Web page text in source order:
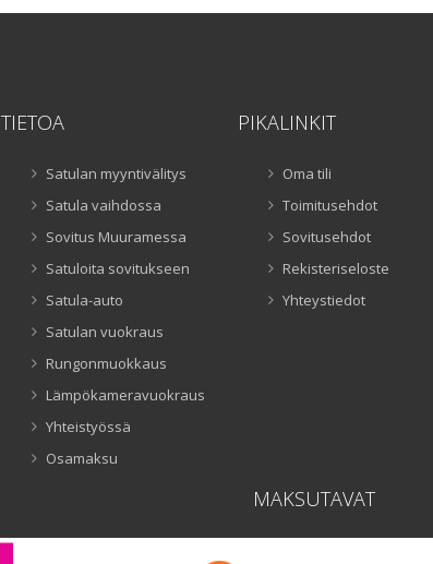
TIETOA
Satulan myyntivälitys
Satula vaihdossa
Sovitus Muuramessa
Satuloita sovitukseen
Satula-auto
Satulan vuokraus
Rungonmuokkaus
Lämpökameravuokraus
Yhteistyössä
Osamaksu
PIKALINKIT
Oma tili
Toimitusehdot
Sovitusehdot
Rekisteriseloste
Yhteystiedot
MAKSUTAVAT